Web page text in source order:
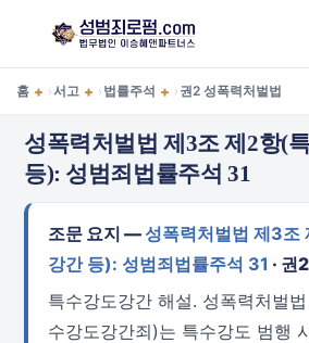
홈 + ›서고 + › 법률주석 + › 권2 성폭력처벌법
성폭력처벌법 제3조 제2항(
등): 성범죄법률주석 31
조문 요지 — 성폭력처벌법 제3조
강간 등): 성범죄법률주석 31 · 권
특수강도강간 해설. 성폭력처벌
수강도강간죄)는 특수강도 범행